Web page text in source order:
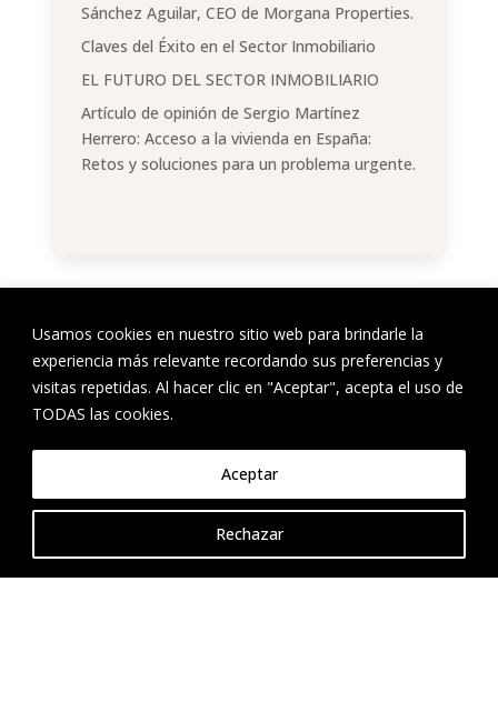
Usamos cookies en nuestro sitio web para brindarle la
experiencia más relevante recordando sus preferencias y
visitas repetidas. Al hacer clic en "Aceptar", acepta el uso de
TODAS las cookies.
Rechazar
Aceptar
Sánchez Aguilar, CEO de Morgana Properties.
Claves del Éxito en el Sector Inmobiliario
EL FUTURO DEL SECTOR INMOBILIARIO
Artículo de opinión de Sergio Martínez
Herrero: Acceso a la vivienda en España:
Retos y soluciones para un problema urgente.

¿Estas interesado en
adquirir tu nueva
vivienda?